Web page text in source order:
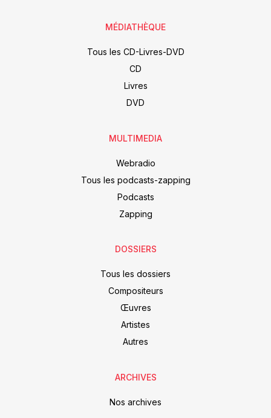
MÉDIATHÈQUE
Tous les CD-Livres-DVD
CD
Livres
DVD
MULTIMEDIA
Webradio
Tous les podcasts-zapping
Podcasts
Zapping
DOSSIERS
Tous les dossiers
Compositeurs
Œuvres
Artistes
Autres
ARCHIVES
Nos archives